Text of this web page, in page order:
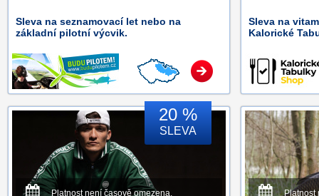
Sleva na seznamovací let nebo na
základní pilotní výcvik.
Sleva na
Kalorické
20 %
SLEVA
Platnost není časově omezena. Platnost